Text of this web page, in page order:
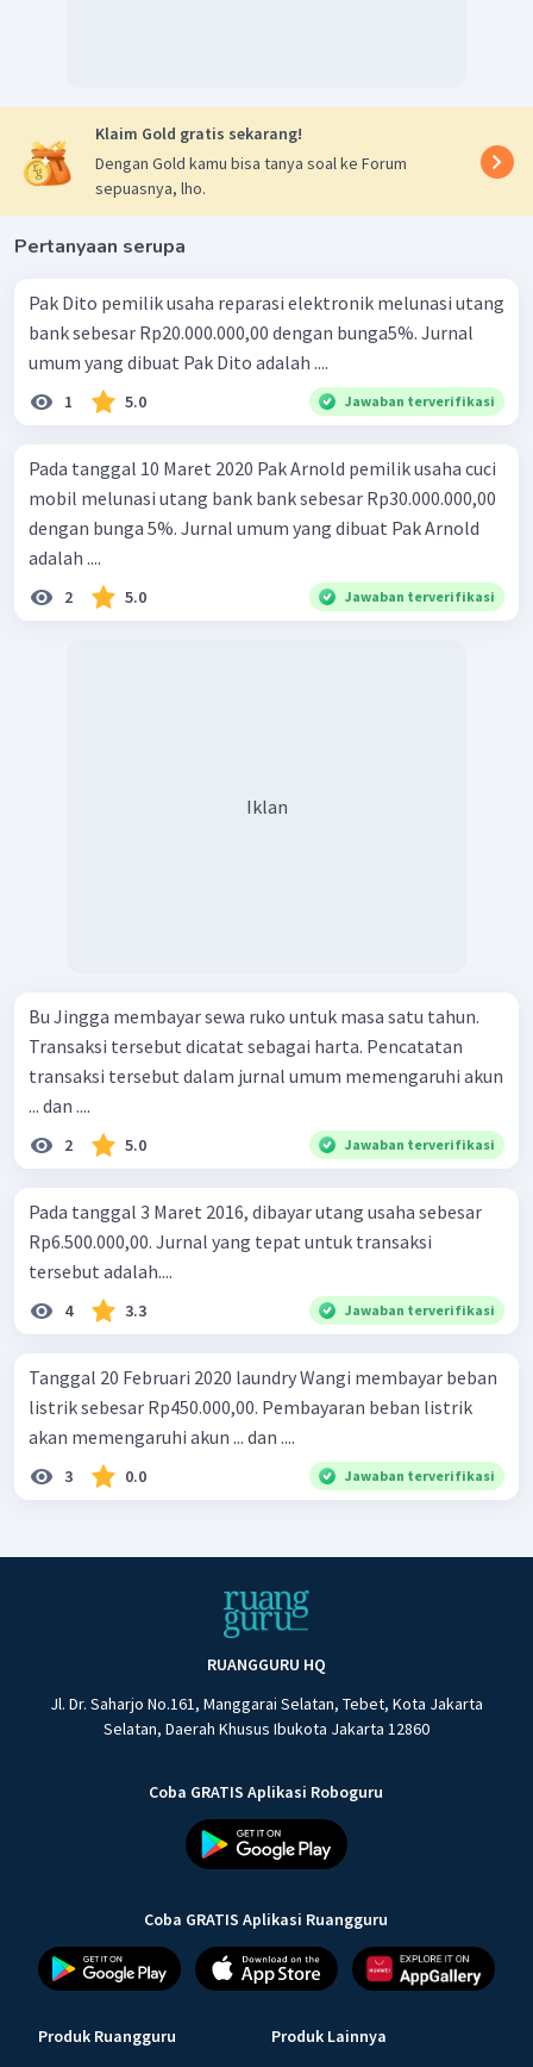
Klaim Gold gratis sekarang!
Dengan Gold kamu bisa tanya soal ke Forum
sepuasnya, lho.
Pertanyaan serupa
Pak Dito pemilik usaha reparasi elektronik melunasi utang
bank sebesar Rp20.000.000,00 dengan bunga5%. Jurnal
umum yang dibuat Pak Dito adalah ....
1 5.0 Jawaban terverifikasi
Pada tanggal 10 Maret 2020 Pak Arnold pemilik usaha cuci
mobil melunasi utang bank bank sebesar Rp30.000.000,00
dengan bunga 5%. Jurnal umum yang dibuat Pak Arnold
adalah ....
2 5.0 Jawaban terverifikasi
Iklan
Bu Jingga membayar sewa ruko untuk masa satu tahun.
Transaksi tersebut dicatat sebagai harta. Pencatatan
transaksi tersebut dalam jurnal umum memengaruhi akun
... dan ....
2 5.0 Jawaban terverifikasi
Pada tanggal 3 Maret 2016, dibayar utang usaha sebesar
Rp6.500.000,00. Jurnal yang tepat untuk transaksi
tersebut adalah....
4 3.3 Jawaban terverifikasi
Tanggal 20 Februari 2020 laundry Wangi membayar beban
listrik sebesar Rp450.000,00. Pembayaran beban listrik
akan memengaruhi akun ... dan ....
3 0.0 Jawaban terverifikasi
RUANGGURU HQ
Jl. Dr. Saharjo No.161, Manggarai Selatan, Tebet, Kota Jakarta
Selatan, Daerah Khusus Ibukota Jakarta 12860
Coba GRATIS Aplikasi Roboguru
Coba GRATIS Aplikasi Ruangguru
Produk Ruangguru Produk Lainnya